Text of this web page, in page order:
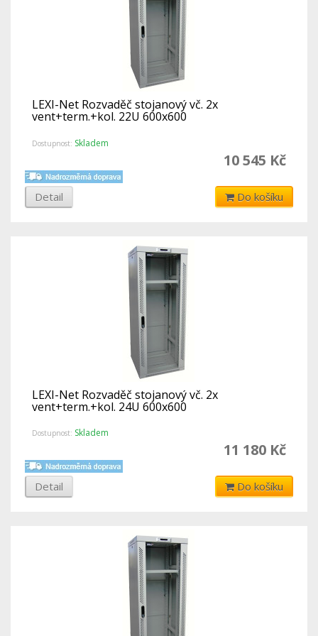
LEXI-Net Rozvaděč stojanový vč. 2x
vent+term.+kol. 22U 600x600
Dostupnost: Skladem
10 545 Kč
Detail Do košíku
LEXI-Net Rozvaděč stojanový vč. 2x
vent+term.+kol. 24U 600x600
Dostupnost: Skladem
11 180 Kč
Detail Do košíku